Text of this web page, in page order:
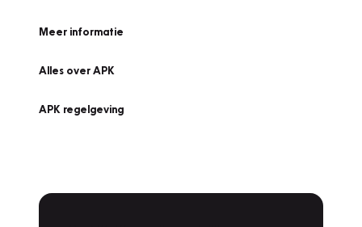
Meer informatie
Alles over APK
APK regelgeving